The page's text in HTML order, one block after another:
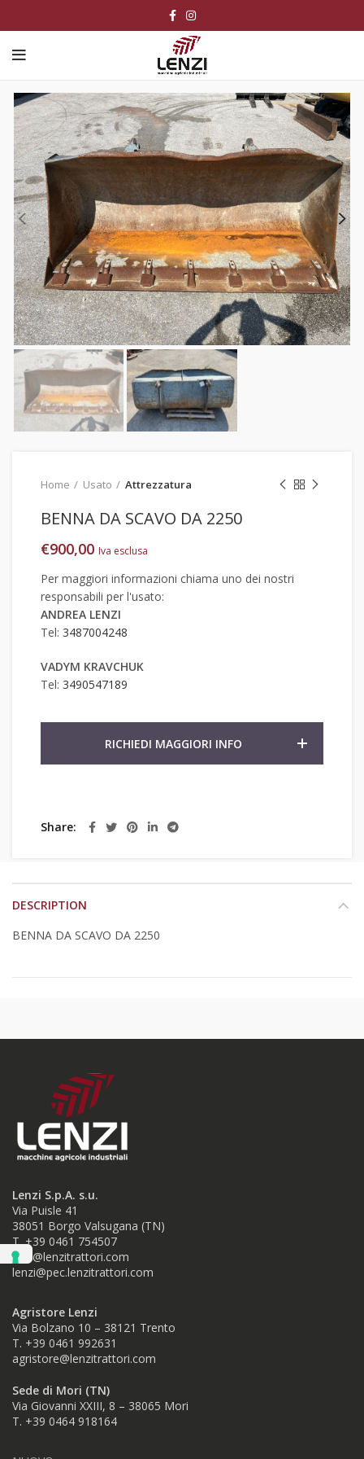
Home Usato Attrezzatura
BENNA DA SCAVO DA 2250
€900,00 Iva esclusa
Per maggiori informazioni chiama uno dei nostri
responsabili per l'usato:
ANDREA LENZI
Tel: 3487004248
VADYM KRAVCHUK
Tel: 3490547189
RICHIEDI MAGGIORI INFO
Share
DESCRIPTION
BENNA DA SCAVO DA 2250
Lenzi S.p.A. s.u.
Via Puisle 41
38051 Borgo Valsugana (TN)
T. +39 0461 754507
info@lenzitrattori.com
lenzi@pec.lenzitrattori.com
Agristore Lenzi
Via Bolzano 10 – 38121 Trento
T. +39 0461 992631
agristore@lenzitrattori.com
Sede di Mori (TN)
Via Giovanni XXIII, 8 – 38065 Mori
T. +39 0464 918164